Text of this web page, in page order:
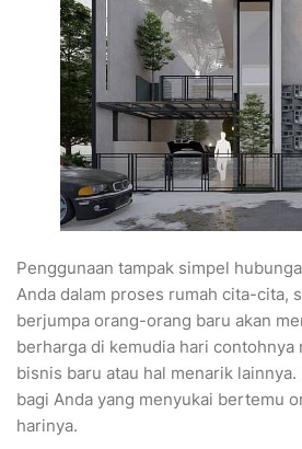
Penggunaan tampak simpel
Anda dalam proses rumah cita-cita,
berjumpa orang-orang baru akan
berharga di kemudia hari contohnya
bisnis baru atau hal menarik
bagi Anda yang menyukai bertemu
harinya.